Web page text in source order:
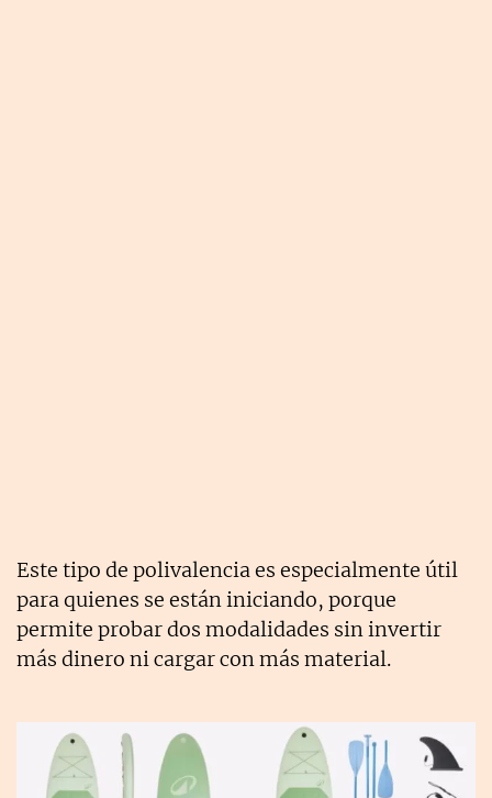
Este tipo de polivalencia es especialmente útil
para quienes se están iniciando, porque
permite probar dos modalidades sin invertir
más dinero ni cargar con más material.